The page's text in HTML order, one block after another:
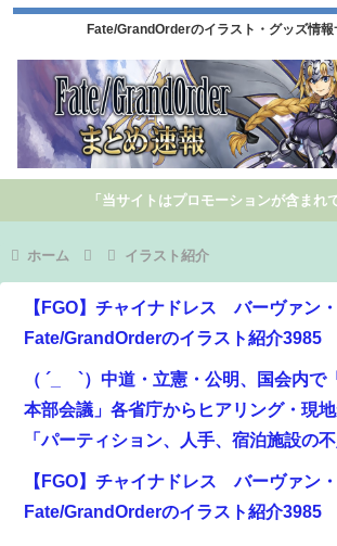
Fate/GrandOrderのイラスト・グッズ情報
「当サイトはプロモーションが含まれ
ホーム イラスト紹介
【FGO】チャイナドレス バーヴァン
Fate/GrandOrderのイラスト紹介3985
（ ´_ゝ`）中道・立憲・公明、国会内で
本部会議」各省庁からヒアリング・現
「パーティション、人手、宿泊施設の
【FGO】チャイナドレス バーヴァン
Fate/GrandOrderのイラスト紹介3985